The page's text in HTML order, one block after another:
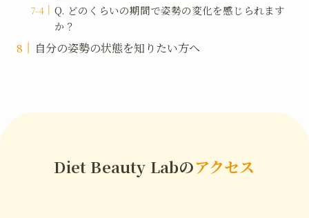
Q. どのくらいの期間で姿勢の変化を感じられます
か？
自分の姿勢の状態を知りたい方へ
Diet Beauty Labのアクセス